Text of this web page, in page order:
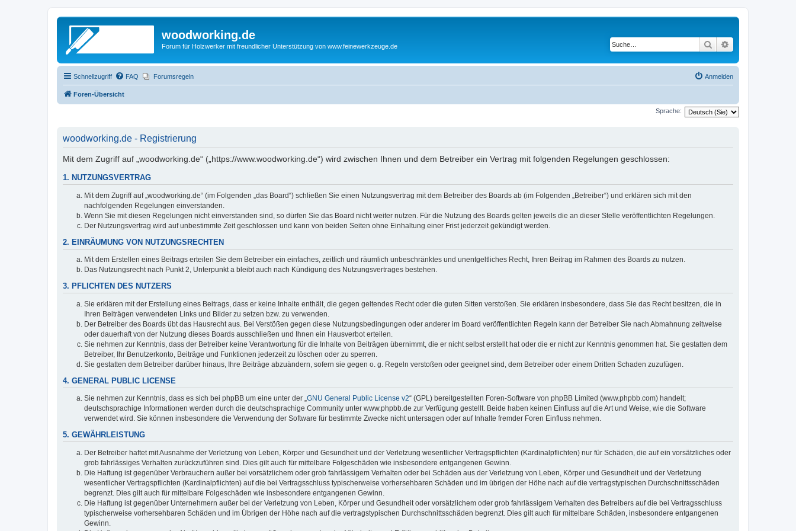
woodworking.de
Forum für Holzwerker mit freundlicher Unterstützung von www.feinewerkzeuge.de Suche
Schnellzugriff FAQ Forumsregeln Anmelden
Foren-Übersicht
Sprache:
woodworking.de - Registrierung
Mit dem Zugriff auf „woodworking.de“ („https://www.woodworking.de“) wird zwischen Ihnen und dem Betreiber ein Vertrag mit folgenden Regelungen geschlossen:
1. NUTZUNGSVERTRAG
Mit dem Zugriff auf „woodworking.de“ (im Folgenden „das Board“) schließen Sie einen Nutzungsvertrag mit dem Betreiber des Boards ab (im Folgenden „Betreiber“) und erklären sich mit den
nachfolgenden Regelungen einverstanden.
Wenn Sie mit diesen Regelungen nicht einverstanden sind, so dürfen Sie das Board nicht weiter nutzen. Für die Nutzung des Boards gelten jeweils die an dieser Stelle veröffentlichten Regelungen.
Der Nutzungsvertrag wird auf unbestimmte Zeit geschlossen und kann von beiden Seiten ohne Einhaltung einer Frist jederzeit gekündigt werden.
2. EINRÄUMUNG VON NUTZUNGSRECHTEN
Mit dem Erstellen eines Beitrags erteilen Sie dem Betreiber ein einfaches, zeitlich und räumlich unbeschränktes und unentgeltliches Recht, Ihren Beitrag im Rahmen des Boards zu nutzen.
Das Nutzungsrecht nach Punkt 2, Unterpunkt a bleibt auch nach Kündigung des Nutzungsvertrages bestehen.
3. PFLICHTEN DES NUTZERS
Sie erklären mit der Erstellung eines Beitrags, dass er keine Inhalte enthält, die gegen geltendes Recht oder die guten Sitten verstoßen. Sie erklären insbesondere, dass Sie das Recht besitzen, die in
Ihren Beiträgen verwendeten Links und Bilder zu setzen bzw. zu verwenden.
Der Betreiber des Boards übt das Hausrecht aus. Bei Verstößen gegen diese Nutzungsbedingungen oder anderer im Board veröffentlichten Regeln kann der Betreiber Sie nach Abmahnung zeitweise
oder dauerhaft von der Nutzung dieses Boards ausschließen und Ihnen ein Hausverbot erteilen.
Sie nehmen zur Kenntnis, dass der Betreiber keine Verantwortung für die Inhalte von Beiträgen übernimmt, die er nicht selbst erstellt hat oder die er nicht zur Kenntnis genommen hat. Sie gestatten dem
Betreiber, Ihr Benutzerkonto, Beiträge und Funktionen jederzeit zu löschen oder zu sperren.
Sie gestatten dem Betreiber darüber hinaus, Ihre Beiträge abzuändern, sofern sie gegen o. g. Regeln verstoßen oder geeignet sind, dem Betreiber oder einem Dritten Schaden zuzufügen.
4. GENERAL PUBLIC LICENSE
Sie nehmen zur Kenntnis, dass es sich bei phpBB um eine unter der „GNU General Public License v2“ (GPL) bereitgestellten Foren-Software von phpBB Limited (www.phpbb.com) handelt;
deutschsprachige Informationen werden durch die deutschsprachige Community unter www.phpbb.de zur Verfügung gestellt. Beide haben keinen Einfluss auf die Art und Weise, wie die Software
verwendet wird. Sie können insbesondere die Verwendung der Software für bestimmte Zwecke nicht untersagen oder auf Inhalte fremder Foren Einfluss nehmen.
5. GEWÄHRLEISTUNG
Der Betreiber haftet mit Ausnahme der Verletzung von Leben, Körper und Gesundheit und der Verletzung wesentlicher Vertragspflichten (Kardinalpflichten) nur für Schäden, die auf ein vorsätzliches oder
grob fahrlässiges Verhalten zurückzuführen sind. Dies gilt auch für mittelbare Folgeschäden wie insbesondere entgangenen Gewinn.
Die Haftung ist gegenüber Verbrauchern außer bei vorsätzlichem oder grob fahrlässigem Verhalten oder bei Schäden aus der Verletzung von Leben, Körper und Gesundheit und der Verletzung
wesentlicher Vertragspflichten (Kardinalpflichten) auf die bei Vertragsschluss typischerweise vorhersehbaren Schäden und im übrigen der Höhe nach auf die vertragstypischen Durchschnittsschäden
begrenzt. Dies gilt auch für mittelbare Folgeschäden wie insbesondere entgangenen Gewinn.
Die Haftung ist gegenüber Unternehmern außer bei der Verletzung von Leben, Körper und Gesundheit oder vorsätzlichem oder grob fahrlässigem Verhalten des Betreibers auf die bei Vertragsschluss
typischerweise vorhersehbaren Schäden und im Übrigen der Höhe nach auf die vertragstypischen Durchschnittsschäden begrenzt. Dies gilt auch für mittelbare Schäden, insbesondere entgangenen
Gewinn.